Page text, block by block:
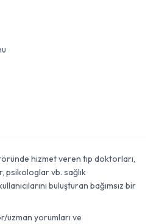
hizmet veren tıp doktorları,
psikologlar vb. sağlık
buluşturan bağımsız bir
uzman yorumları ve